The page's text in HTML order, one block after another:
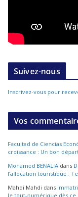
Suivez-nous
Inscrivez-vous pour
Vos
Facultad de Ciencias
croissance : Un bon
Mohamed BENALIA dans
l’allocation touristique :
Mahdi Mahdi dans
le tout-numérique dès ce